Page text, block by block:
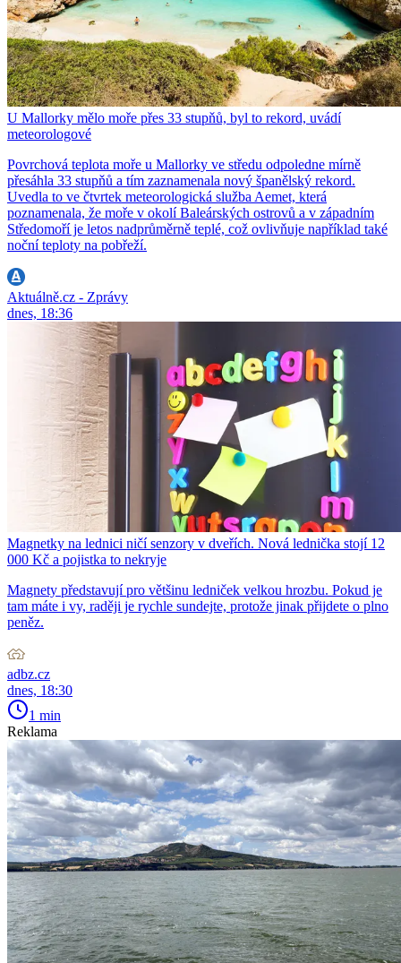
U Mallorky mělo moře přes 33 stupňů, byl to rekord, uvádí
meteorologové
Povrchová teplota moře u Mallorky ve středu odpoledne mírně
přesáhla 33 stupňů a tím zaznamenala nový španělský rekord.
Uvedla to ve čtvrtek meteorologická služba Aemet, která
poznamenala, že moře v okolí Baleárských ostrovů a v západním
Středomoří je letos nadprůměrně teplé, což ovlivňuje například také
noční teploty na pobřeží.
Aktuálně.cz - Zprávy
dnes, 18:36
Magnetky na lednici ničí senzory v dveřích. Nová lednička stojí 12
000 Kč a pojistka to nekryje
Magnety představují pro většinu ledniček velkou hrozbu. Pokud je
tam máte i vy, raději je rychle sundejte, protože jinak přijdete o plno
peněz.
adbz.cz
dnes, 18:30
1 min
Reklama